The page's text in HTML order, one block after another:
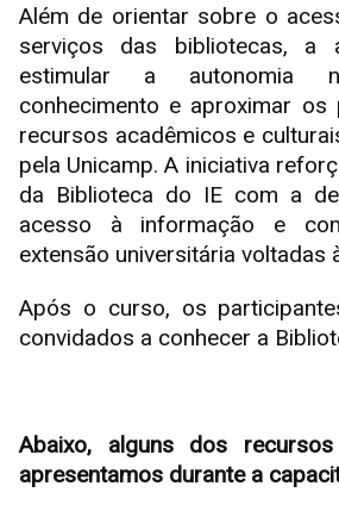
Além de orientar sobre o
serviços das bibliotecas, a
estimular a autonomia
conhecimento e aproximar os
recursos acadêmicos e
pela Unicamp. A iniciativa
da Biblioteca do IE com a
acesso à informação e
extensão universitária voltadas
Após o curso, os
convidados a conhecer a
Abaixo, alguns dos
apresentamos durante a